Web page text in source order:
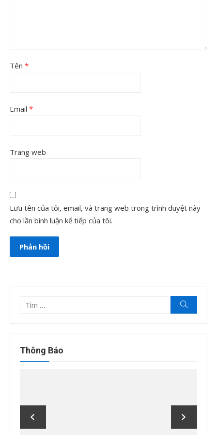
Tên *
Email *
Trang web
Lưu tên của tôi, email, và trang web trong trình duyệt này
cho lần bình luận kế tiếp của tôi.
Tìm
kiếm
Thông Báo